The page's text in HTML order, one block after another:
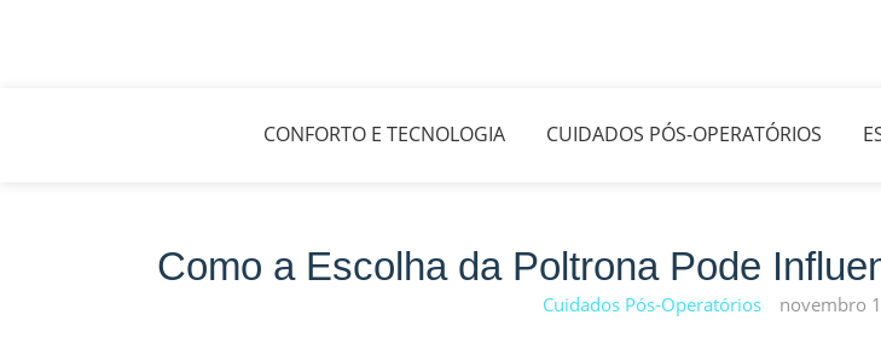
CONFORTO E TECNOLOGIA CUIDADOS PÓS-OPERATÓRIOS
Como a Escolha da Poltrona Pode
Cuidados Pós-Operatórios novembro